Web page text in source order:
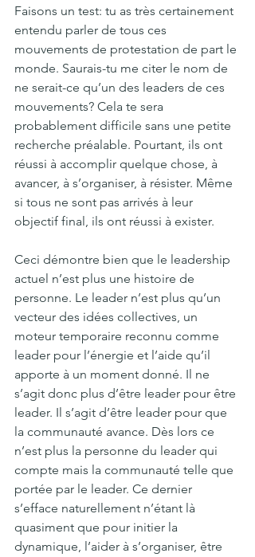
Faisons un test: tu as très certainement
entendu parler de tous ces
mouvements de protestation de part le
monde. Saurais-tu me citer le nom de
ne serait-ce qu’un des leaders de ces
mouvements? Cela te sera
probablement difficile sans une petite
recherche préalable. Pourtant, ils ont
réussi à accomplir quelque chose, à
avancer, à s’organiser, à résister. Même
si tous ne sont pas arrivés à leur
objectif final, ils ont réussi à exister.
Ceci démontre bien que le leadership
actuel n’est plus une histoire de
personne. Le leader n’est plus qu’un
vecteur des idées collectives, un
moteur temporaire reconnu comme
leader pour l’énergie et l’aide qu’il
apporte à un moment donné. Il ne
s’agit donc plus d’être leader pour être
leader. Il s’agit d’être leader pour que
la communauté avance. Dès lors ce
n’est plus la personne du leader qui
compte mais la communauté telle que
portée par le leader. Ce dernier
s’efface naturellement n’étant là
quasiment que pour initier la
dynamique, l’aider à s’organiser, être